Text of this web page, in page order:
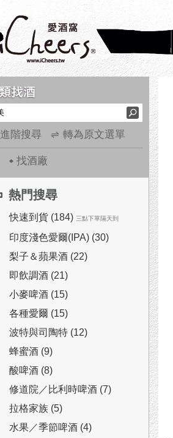
進階搜尋 轉為原文選單
找酒廠
熱門搜尋
快速到貨 (184) 三點下單隔天到
印度淺色愛爾(IPA) (30)
梨子＆蘋果酒 (22)
即飲調酒 (21)
小麥啤酒 (15)
各種愛爾 (15)
波特與司陶特 (12)
蜂蜜酒 (9)
酸啤酒 (8)
修道院／比利時啤酒 (7)
拉格家族 (5)
水果／季節啤酒 (4)